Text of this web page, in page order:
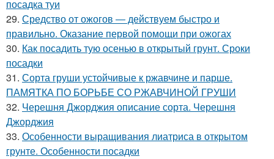
посадка туи
29. Средство от ожогов ― действуем быстро и
правильно. Оказание первой помощи при ожогах
30. Как посадить тую осенью в открытый грунт. Сроки
посадки
31. Сорта груши устойчивые к ржавчине и парше.
ПАМЯТКА ПО БОРЬБЕ СО РЖАВЧИНОЙ ГРУШИ
32. Черешня Джорджия описание сорта. Черешня
Джорджия
33. Особенности выращивания лиатриса в открытом
грунте. Особенности посадки